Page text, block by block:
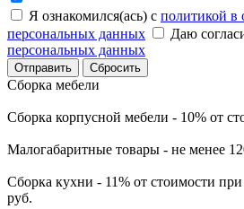
Я ознакомился(ась) с политикой в
персональных данных
Даю
персональных данных
Сбросить
Сборка мебели
Сборка корпусной мебели - 10% от
Малогабаритные товары - не менее
Сборка кухни - 11% от стоимости
руб.